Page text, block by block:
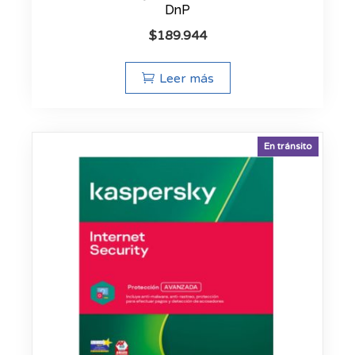
DnP
$189.944
Leer más
En tránsito